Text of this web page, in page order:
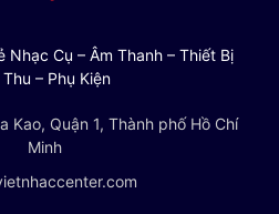
Nhạc Cụ – Âm Thanh – Thiết Bị
– Phụ Kiện
Kao, Quận 1, Thành phố Hồ Chí
Minh